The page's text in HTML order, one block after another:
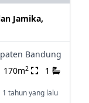
Jamika,
Bandung
170m2 1
1 tahun yang lalu